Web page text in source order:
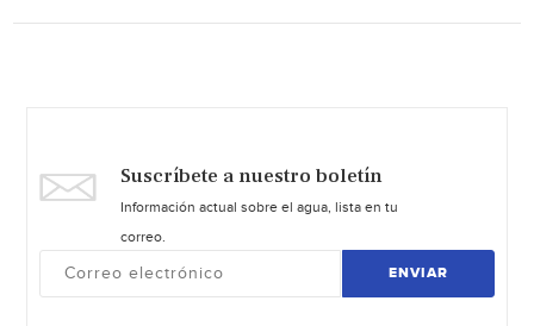
Suscríbete a nuestro boletín
Información actual sobre el agua, lista en tu
correo.
ENVIAR